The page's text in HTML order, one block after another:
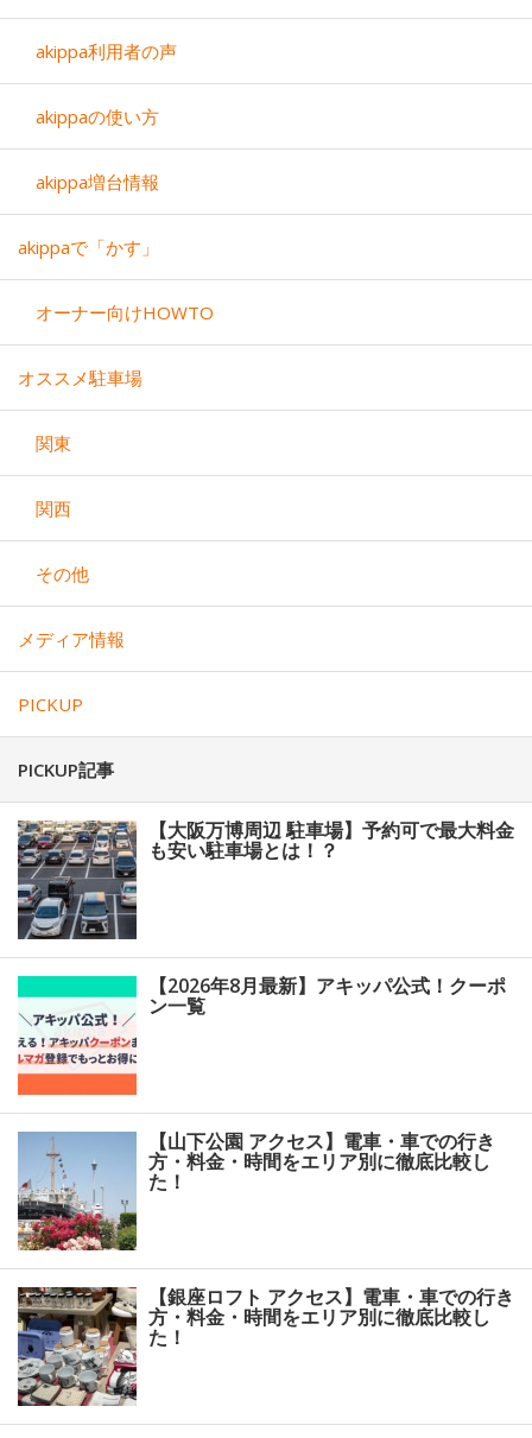
akippa利用者の声
akippaの使い方
akippa増台情報
akippaで「かす」
オーナー向けHOWTO
オススメ駐車場
関東
関西
その他
メディア情報
PICKUP
PICKUP記事
【大阪万博周辺 駐車場】予約可で最大料金
も安い駐車場とは！？
【2026年8月最新】アキッパ公式！クーポ
ン一覧
【山下公園 アクセス】電車・車での行き
方・料金・時間をエリア別に徹底比較し
た！
【銀座ロフト アクセス】電車・車での行き
方・料金・時間をエリア別に徹底比較し
た！